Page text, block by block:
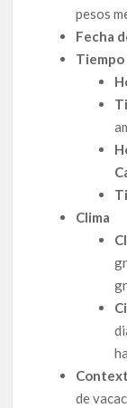
pesos
Fecha
Tiempo
Clima
de